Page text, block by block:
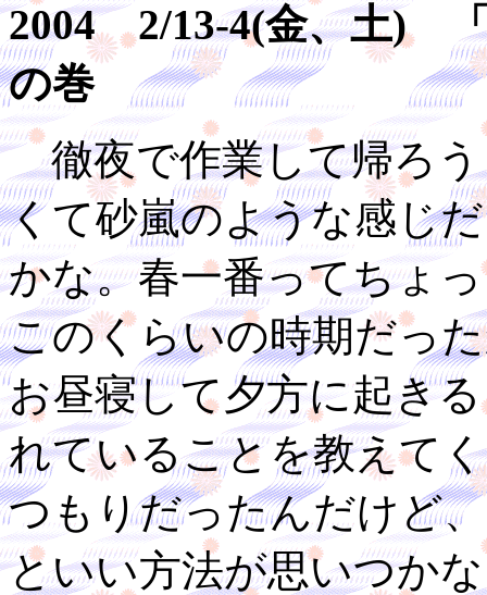
2004 2/13-4(金、土)
の巻
徹夜で作業して帰ろう
くて砂嵐のような感じ
かな。春一番ってちょ
このくらいの時期だっ
お昼寝して夕方に起き
れていることを教えて
つもりだったんだけど
といい方法が思いつか